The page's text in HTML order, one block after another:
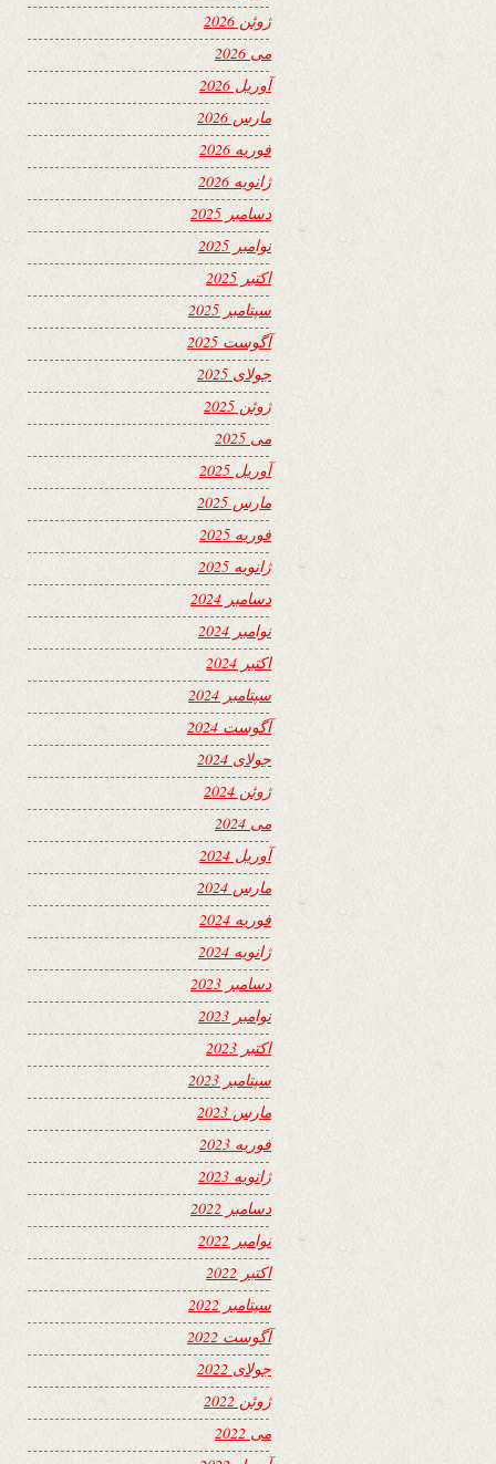
ژوئن 2026
می 2026
آوریل 2026
مارس 2026
فوریه 2026
ژانویه 2026
دسامبر 2025
نوامبر 2025
اکتبر 2025
سپتامبر 2025
آگوست 2025
جولای 2025
ژوئن 2025
می 2025
آوریل 2025
مارس 2025
فوریه 2025
ژانویه 2025
دسامبر 2024
نوامبر 2024
اکتبر 2024
سپتامبر 2024
آگوست 2024
جولای 2024
ژوئن 2024
می 2024
آوریل 2024
مارس 2024
فوریه 2024
ژانویه 2024
دسامبر 2023
نوامبر 2023
اکتبر 2023
سپتامبر 2023
مارس 2023
فوریه 2023
ژانویه 2023
دسامبر 2022
نوامبر 2022
اکتبر 2022
سپتامبر 2022
آگوست 2022
جولای 2022
ژوئن 2022
می 2022